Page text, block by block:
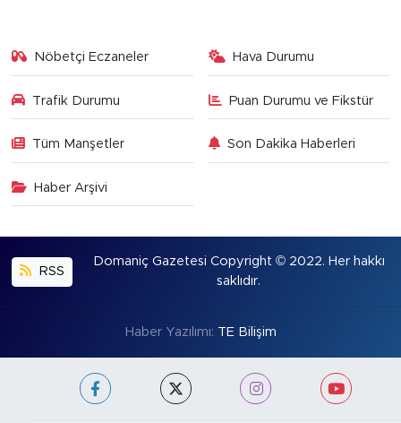
Nöbetçi Eczaneler Hava Durumu
Trafik Durumu Puan Durumu ve Fikstür
Tüm Manşetler Son Dakika Haberleri
Haber Arşivi
RSS
Domaniç Gazetesi Copyright © 2022. Her hakkı
saklıdır.
Haber Yazılımı: TE Bilişim